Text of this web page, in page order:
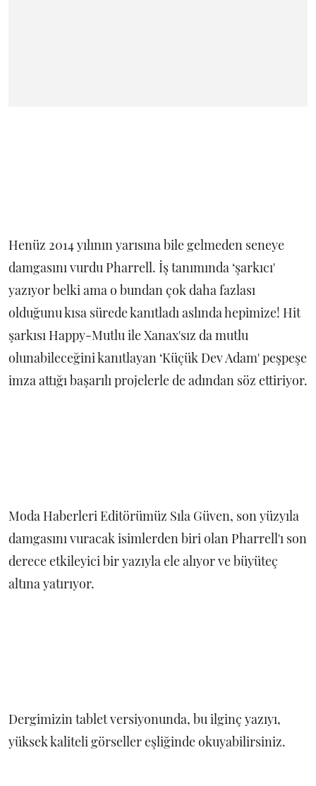
Henüz 2014 yılının yarısına bile gelmeden seneye
damgasını vurdu Pharrell. İş tanımında ‘şarkıcı'
yazıyor belki ama o bundan çok daha fazlası
olduğunu kısa sürede kanıtladı aslında hepimize! Hit
şarkısı Happy-Mutlu ile Xanax'sız da mutlu
olunabileceğini kanıtlayan ‘Küçük Dev Adam' peşpeşe
imza attığı başarılı projelerle de adından söz ettiriyor.
Moda Haberleri Editörümüz Sıla Güven, son yüzyıla
damgasını vuracak isimlerden biri olan Pharrell'ı son
derece etkileyici bir yazıyla ele alıyor ve büyüteç
altına yatırıyor.
Dergimizin tablet versiyonunda, bu ilginç yazıyı,
yüksek kaliteli görseller eşliğinde okuyabilirsiniz.